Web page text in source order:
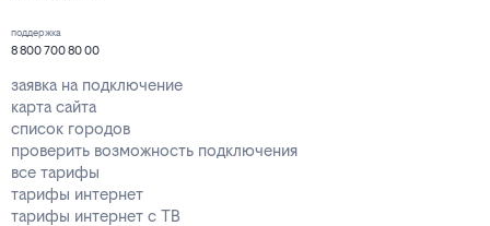
поддержка
8 800 700 80 00
заявка на подключение
карта сайта
список городов
проверить возможность подключения
все тарифы
тарифы интернет
тарифы интернет с ТВ